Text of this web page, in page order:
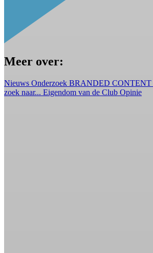
Meer over:
Nieuws Onderzoek BRANDED CONTENT
zoek naar... Eigendom van de Club Opinie